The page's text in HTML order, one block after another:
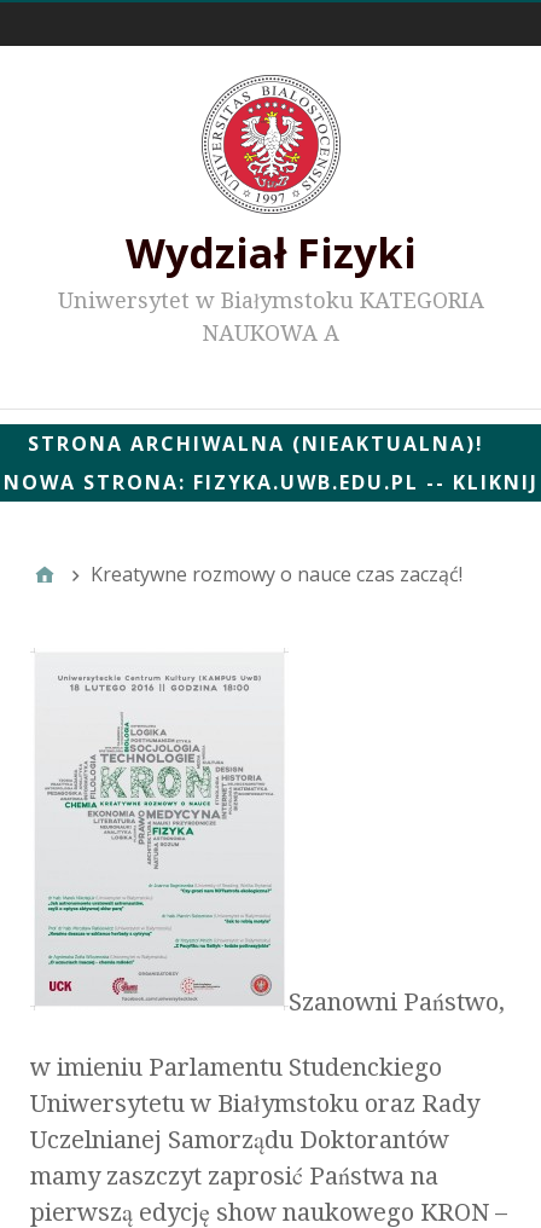
Wydział Fizyki
Uniwersytet w Białymstoku KATEGORIA
NAUKOWA A
STRONA ARCHIWALNA (NIEAKTUALNA)!
NOWA STRONA: FIZYKA.UWB.EDU.PL -- KLIKNIJ
Kreatywne rozmowy o nauce czas zacząć!
Szanowni Państwo,
w imieniu Parlamentu Studenckiego
Uniwersytetu w Białymstoku oraz Rady
Uczelnianej Samorządu Doktorantów
mamy zaszczyt zaprosić Państwa na
pierwszą edycję show naukowego KRON –